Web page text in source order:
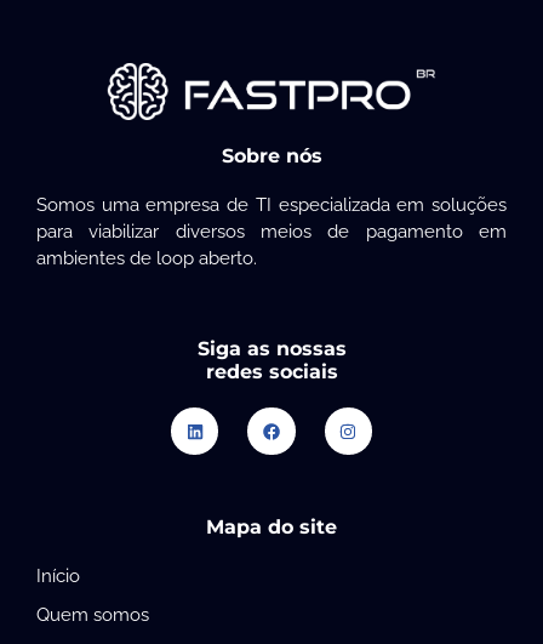
Sobre nós
Somos uma empresa de TI especializada em soluções
para viabilizar diversos meios de pagamento em
ambientes de loop aberto.
Siga as nossas
redes sociais
Mapa do site
Início
Quem somos